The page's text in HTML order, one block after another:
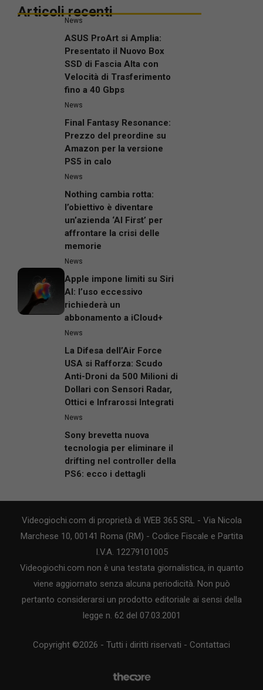
Articoli recenti
News
ASUS ProArt si Amplia:
Presentato il Nuovo Box
SSD di Fascia Alta con
Velocità di Trasferimento
fino a 40 Gbps
News
Final Fantasy Resonance:
Prezzo del preordine su
Amazon per la versione
PS5 in calo
News
Nothing cambia rotta:
l’obiettivo è diventare
un’azienda ‘AI First’ per
affrontare la crisi delle
memorie
News
Apple impone limiti su Siri
AI: l’uso eccessivo
richiederà un
abbonamento a iCloud+
News
La Difesa dell’Air Force
USA si Rafforza: Scudo
Anti-Droni da 500 Milioni di
Dollari con Sensori Radar,
Ottici e Infrarossi Integrati
News
Sony brevetta nuova
tecnologia per eliminare il
drifting nel controller della
PS6: ecco i dettagli
Videogiochi.com di proprietà di WEB 365 SRL - Via Nicola
Marchese 10, 00141 Roma (RM) - Codice Fiscale e Partita
I.V.A. 12279101005
Videogiochi.com non è una testata giornalistica, in quanto
viene aggiornato senza alcuna periodicità. Non può
pertanto considerarsi un prodotto editoriale ai sensi della
legge n. 62 del 07.03.2001
Copyright ©2026 - Tutti i diritti riservati - Contattaci